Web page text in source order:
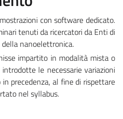
con software dedicato.
tenuti da ricercatori da Enti di
nanoelettronica.
impartito in modalità mista o
le necessarie variazioni
precedenza, al fine di rispettare
nel syllabus.